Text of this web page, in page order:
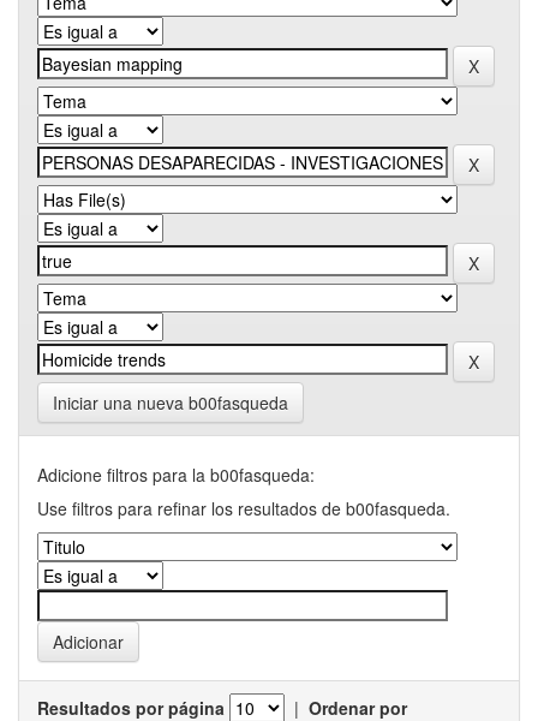
Iniciar una nueva b00fasqueda
Adicione filtros para la b00fasqueda:
Use filtros para refinar los resultados de b00fasqueda.
Resultados por página | Ordenar por